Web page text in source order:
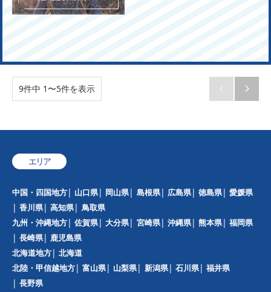
9件中 1〜5件を表示  
エリア
中国・四国地方 山口県 岡山県 島根県 広島県 徳島県
愛媛県
香川県
高知県
鳥取県
九州・沖縄地方
佐賀県 大分県 宮崎県 沖縄県 熊本県
福岡県
長崎県
鹿児島県
北海道地方
北海道
北陸・甲信越地方
富山県 山梨県 新潟県 石川県
福井県
長野県